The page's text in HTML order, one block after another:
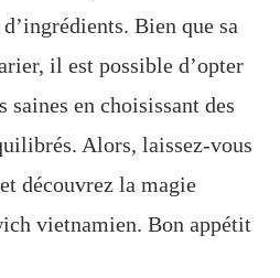
Bien que sa
il est possible d’opter
saines en choisissant des
Alors, laissez-vous
découvrez la magie
vietnamien. Bon appétit